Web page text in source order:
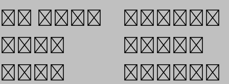
갖기 위해서는
딱딱하고
공식적인
기다리지않고
적극적으로
언론을이용하